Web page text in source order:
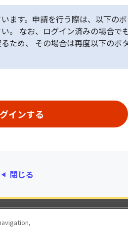
ます。申請を行う際は、以下の
。 なお、ログイン済みの場合で
ため、 その場合は再度以下のボ
閉じる
報保護 利用規約 アクセシ